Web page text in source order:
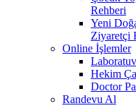
Rehberi
Yeni
Ziyaretçi
Online İşlemler
Hekim
Doctor
Randevu Al